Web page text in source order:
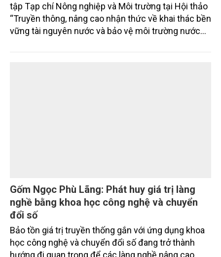
tập Tạp chí Nông nghiệp và Môi trường tại Hội thảo
“Truyền thông, nâng cao nhận thức về khai thác bền
vững tài nguyên nước và bảo vệ môi trường nước
trường phối hợp với Sở Nông nghiệp và Môi trường
Gốm Ngọc Phù Lãng: Phát huy giá trị làng
nghề bằng khoa học công nghệ và chuyển
đổi số
Bảo tồn giá trị truyền thống gắn với ứng dụng khoa